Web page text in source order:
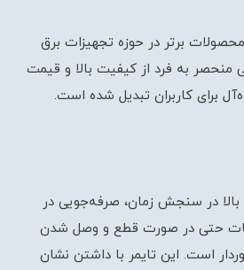
برتر در حوزه تجهیزات برق
به فرد از کیفیت بالا و قیمت
برای کاربران تبدیل شده است.
بالا در سنجش زمان، صرفه‌جویی در
حتی در صورت قطع و وصل شدن
است. این تایمر با داشتن نشان